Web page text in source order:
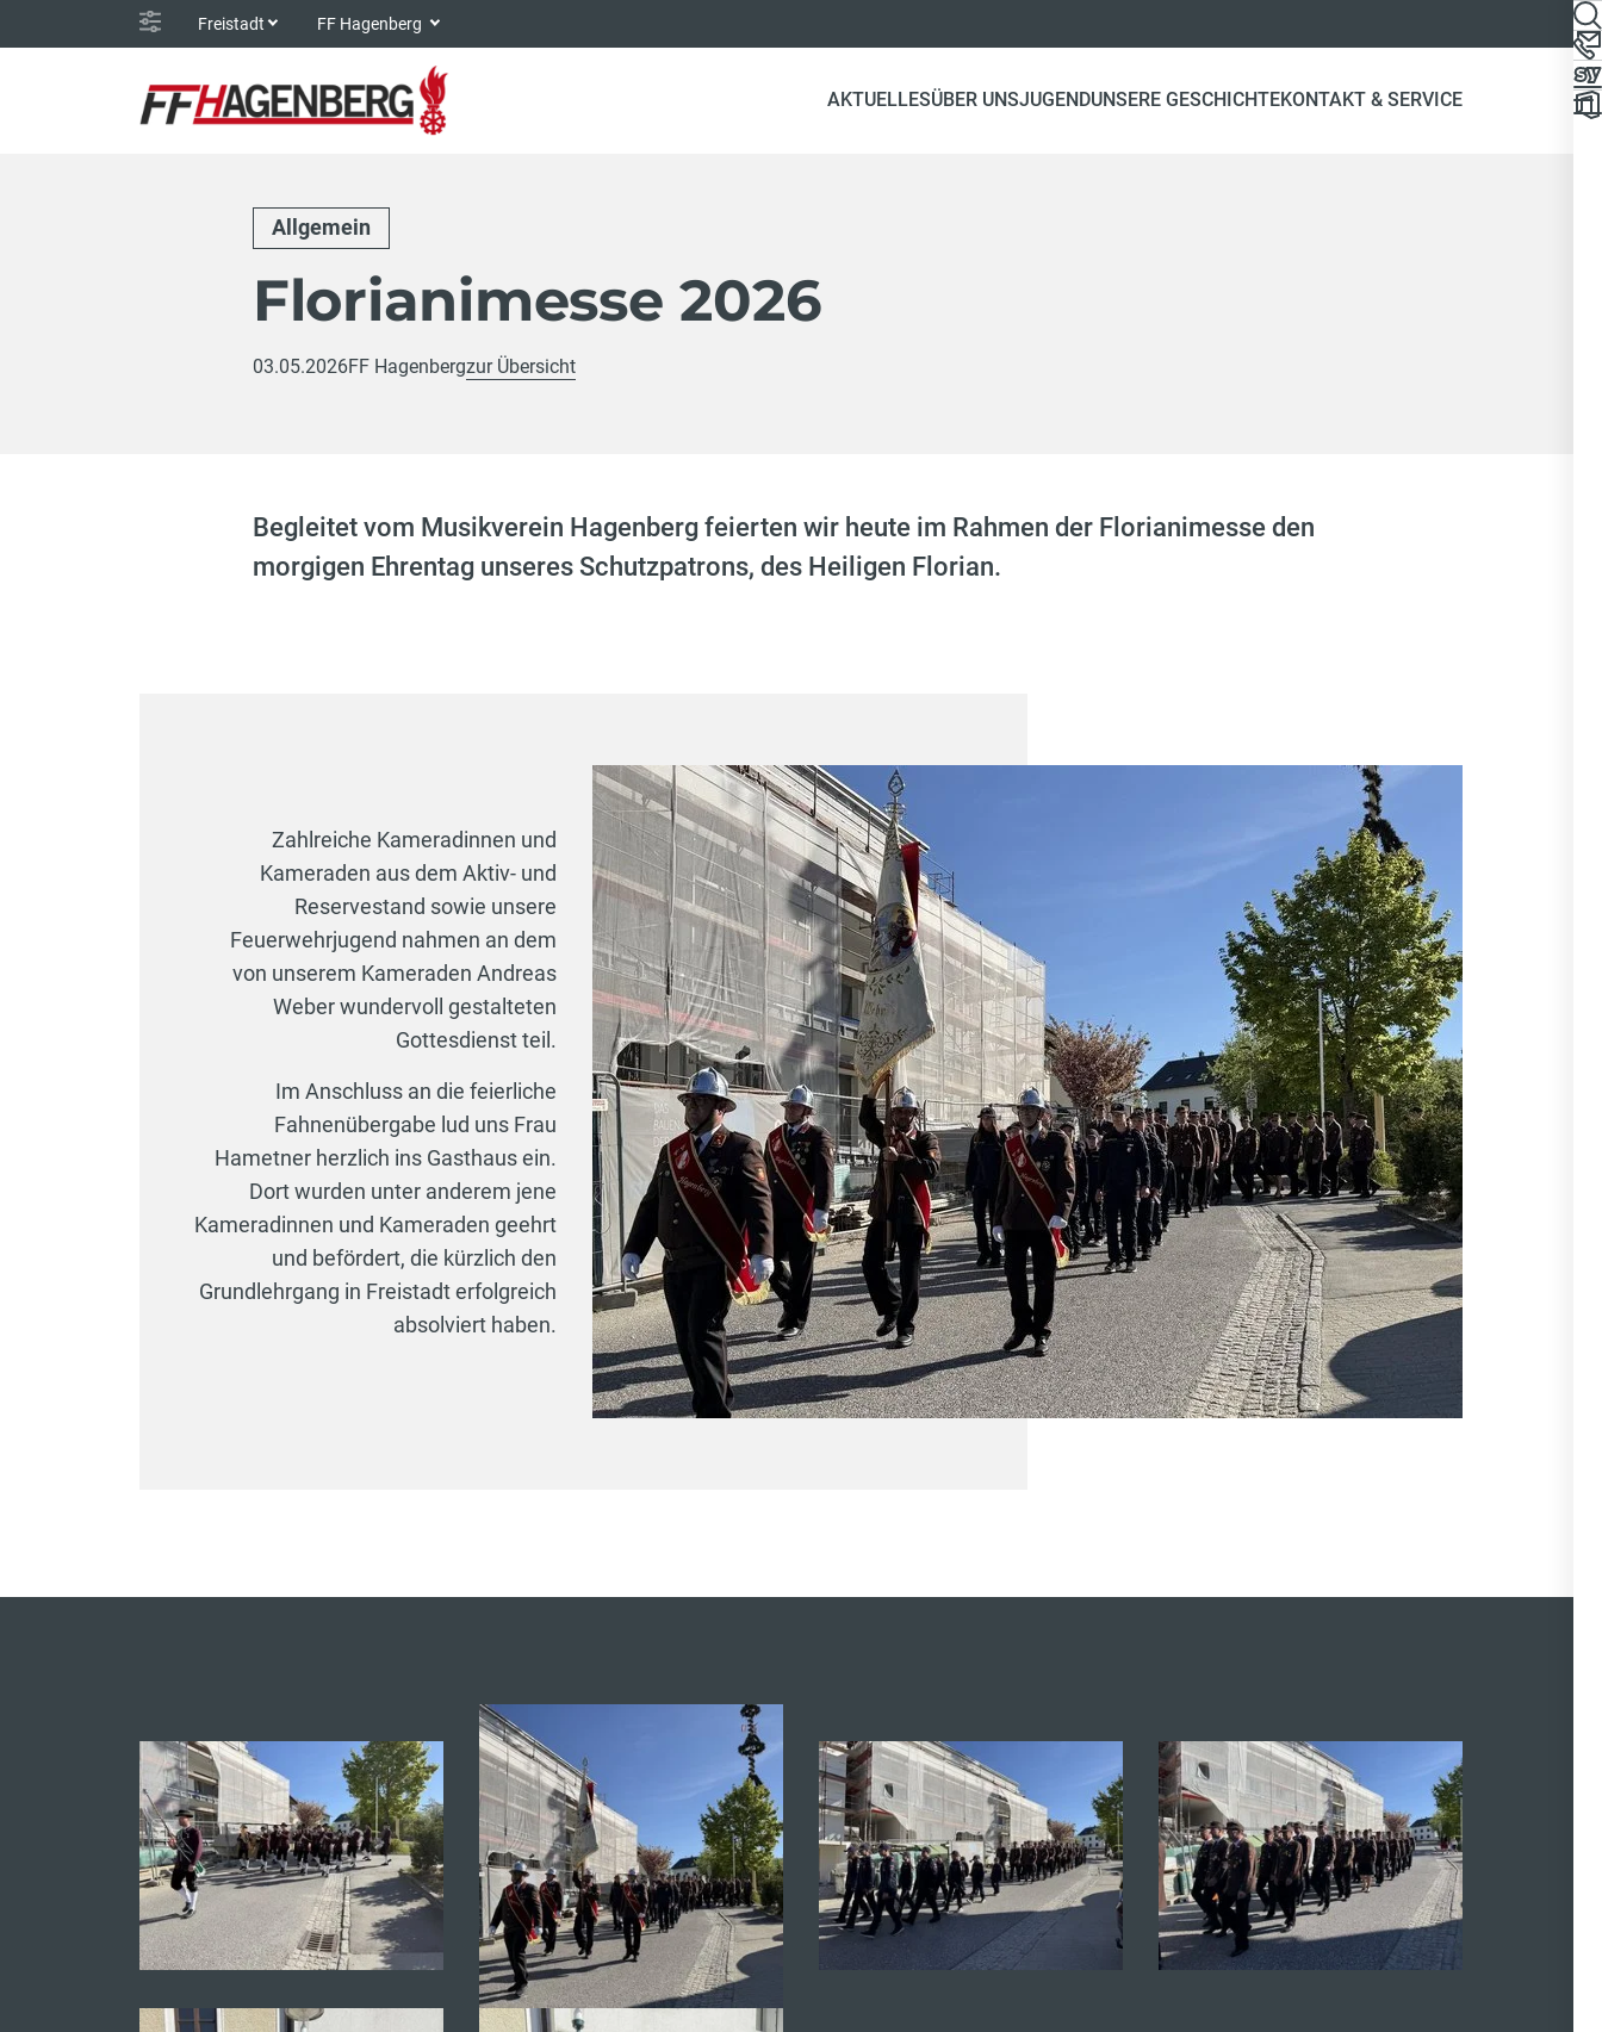
Freistadt FF Hagenberg
AKTUELLESÜBER UNSJUGENDUNSERE GESCHICHTEKONTAKT & SERVICE
Allgemein
Florianimesse 2026
03.05.2026FF Hagenbergzur Übersicht
Begleitet vom Musikverein Hagenberg feierten wir heute im Rahmen der Florianimesse den
morgigen Ehrentag unseres Schutzpatrons, des Heiligen Florian.
Zahlreiche Kameradinnen und
Kameraden aus dem Aktiv- und
Reservestand sowie unsere
Feuerwehrjugend nahmen an dem
von unserem Kameraden Andreas
Weber wundervoll gestalteten
Gottesdienst teil.
Im Anschluss an die feierliche
Fahnenübergabe lud uns Frau
Hametner herzlich ins Gasthaus ein.
Dort wurden unter anderem jene
Kameradinnen und Kameraden geehrt
und befördert, die kürzlich den
Grundlehrgang in Freistadt erfolgreich
absolviert haben.